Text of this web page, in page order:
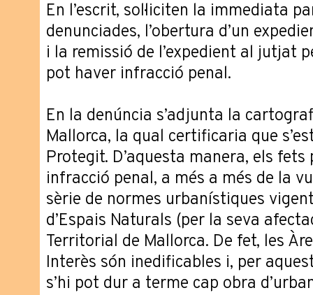
En l’escrit, sol·liciten la immediata
denunciades, l’obertura d’un
i la remissió de l’expedient al jutjat
pot haver infracció penal.
En la denúncia s’adjunta la
Mallorca, la qual certificaria que
Protegit. D’aquesta manera, els
infracció penal, a més a més de la
sèrie de normes urbanístiques
d’Espais Naturals (per la seva
Territorial de Mallorca. De fet, les
Interès són inedificables i, per
s’hi pot dur a terme cap obra